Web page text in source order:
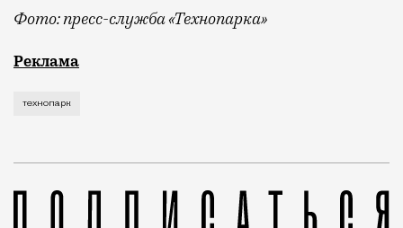
Фото: пресс-служба «Технопарка»
Рекламные кампании техники редко выходят за
Реклама
технопарк